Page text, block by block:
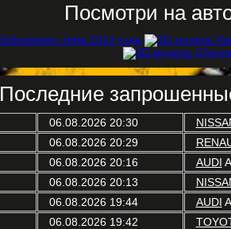
Посмотри на
Последние
06.08.2026 20:30
06.08.2026 20:29
06.08.2026 20:16 AUDI
06.08.2026 20:13
06.08.2026 19:44 AUDI
06.08.2026 19:42